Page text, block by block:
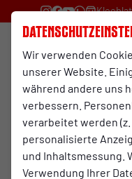
Wir verwenden
unserer Website.
während andere uns
verbessern.
verarbeitet werden (z.
personalisierte
und Inhaltsmessung.
Verwendung Ihrer
RWO.TV
Samstag, 19.04.2025 19:13
Schalke 04